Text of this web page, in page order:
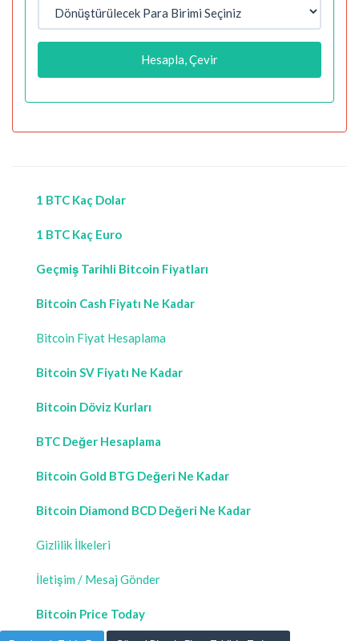
Hesapla, Çevir
1 BTC Kaç Dolar
1 BTC Kaç Euro
Geçmiş Tarihli Bitcoin Fiyatları
Bitcoin Cash Fiyatı Ne Kadar
Bitcoin Fiyat Hesaplama
Bitcoin SV Fiyatı Ne Kadar
Bitcoin Döviz Kurları
BTC Değer Hesaplama
Bitcoin Gold BTG Değeri Ne Kadar
Bitcoin Diamond BCD Değeri Ne Kadar
Gizlilik İlkeleri
İletişim / Mesaj Gönder
Bitcoin Price Today